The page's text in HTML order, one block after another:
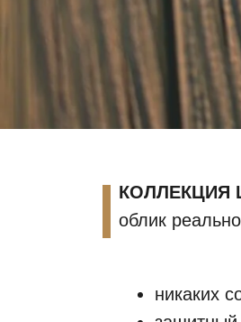
КОЛЛЕКЦИЯ
облик
никаких